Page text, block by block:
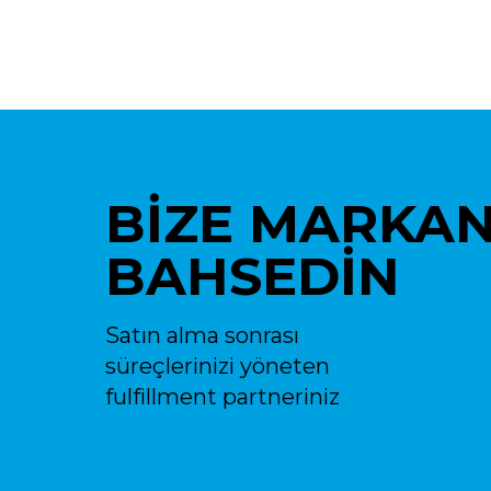
BİZE
BAHSEDİN
Satın alma sonrası
süreçlerinizi yöneten
fulfillment partneriniz